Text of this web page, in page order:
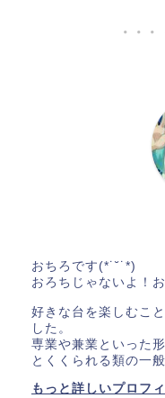
おちろです(*˙˘˙*)
おろちじゃないよ！
好きな台を楽しむこ
した。
専業や兼業といった
とくくられる類の一般
もっと詳しいプロフ